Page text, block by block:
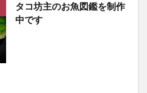
タコ坊主のお魚図鑑を制作
中です